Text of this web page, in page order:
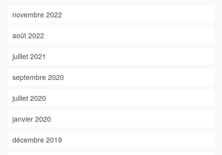
novembre 2022
août 2022
juillet 2021
septembre 2020
juillet 2020
janvier 2020
décembre 2019